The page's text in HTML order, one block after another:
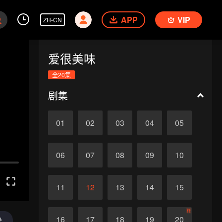
ZH-CN APP VIP
爱很美味
全20集
剧集
01 02 03 04 05
06 07 08 09 10
11 12 13 14 15
16 17 18 19 20
终